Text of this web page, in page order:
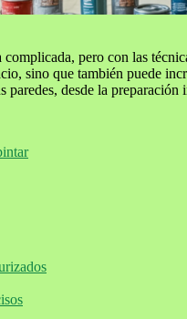
pero con las
sino que también puede
desde la